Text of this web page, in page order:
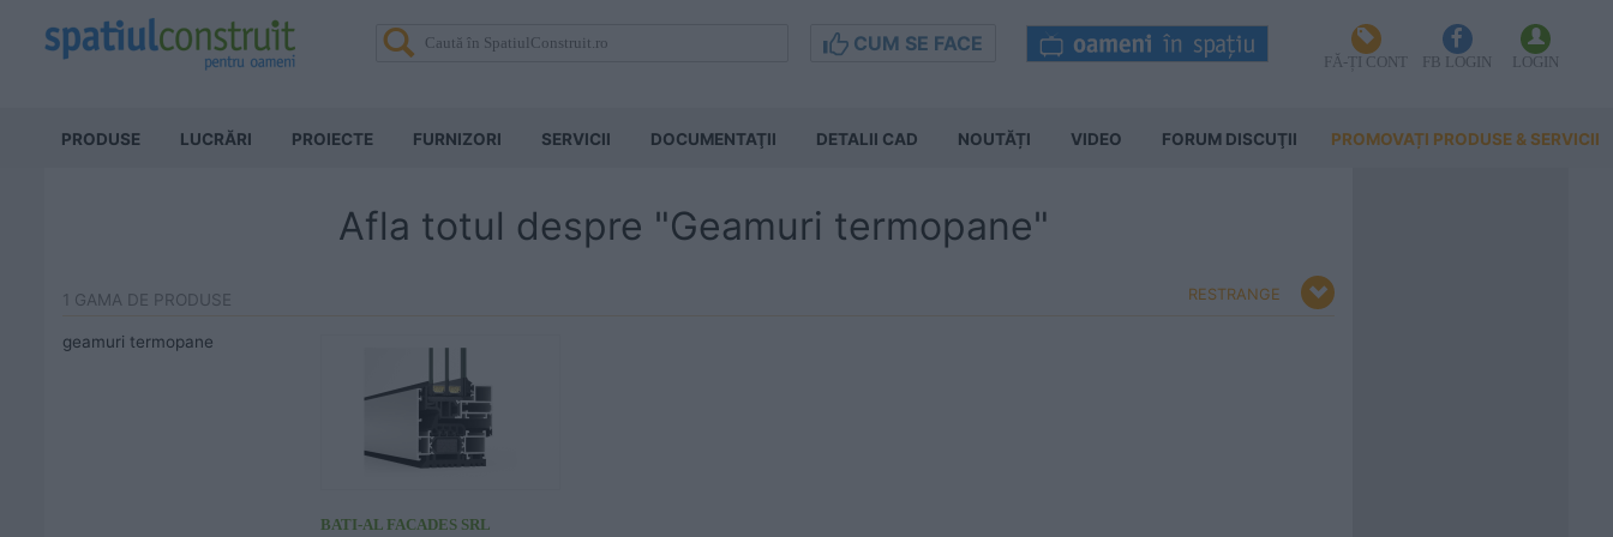
CUM SE FACE
FĂ-ȚI CONT FB LOGIN LOGIN
PRODUSE LUCRĂRI PROIECTE FURNIZORI SERVICII DOCUMENTAŢII DETALII CAD NOUTĂȚI VIDEO FORUM DISCUŢII PROMOVAȚI PRODUSE & SERVICII
Afla totul despre "Geamuri termopane"
1 GAMA DE PRODUSE
geamuri termopane
BATI-AL FACADES SRL
RESTRANGE